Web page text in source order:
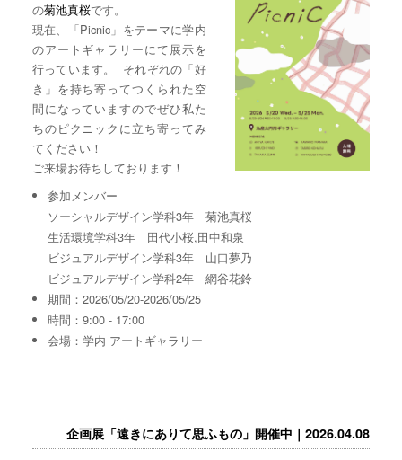
の菊池真桜です。
現在、「Picnic」をテーマに学内
のアートギャラリーにて展示を
行っています。 それぞれの「好
き」を持ち寄ってつくられた空
間になっていますのでぜひ私た
ちのピクニックに立ち寄ってみ
てください！
ご来場お待ちしております！
参加メンバー
ソーシャルデザイン学科3年 菊池真桜
生活環境学科3年 田代小桜,田中和泉
ビジュアルデザイン学科3年 山口夢乃
ビジュアルデザイン学科2年 網谷花鈴
期間：2026/05/20-2026/05/25
時間：9:00 - 17:00
会場：学内 アートギャラリー
企画展「遠きにありて思ふもの」開催中｜2026.04.08